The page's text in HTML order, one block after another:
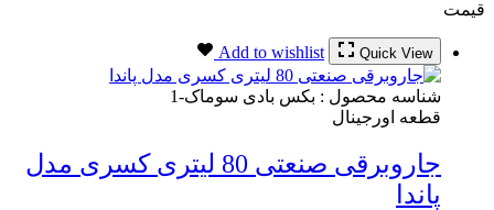
قیمت
Quick View
Add to wishlist
شناسه محصول : بکس بادی سوماک-1
قطعه اورجینال
جاروبرقی صنعتی 80 لیتری کسری مدل
پاندا